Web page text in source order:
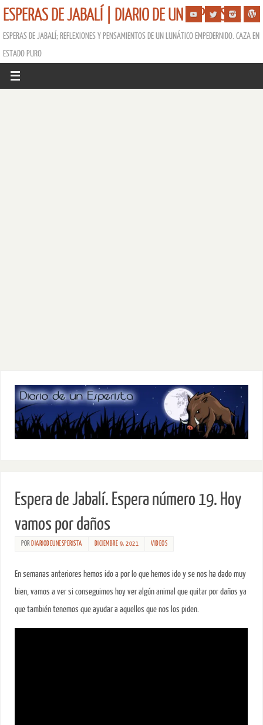
ESPERAS DE JABALÍ | DIARIO DE UN ESPERISTA
ESPERAS DE JABALÍ; REFLEXIONES Y PENSAMIENTOS DE UN LUNÁTICO EMPEDERNIDO. CAZA EN
ESTADO PURO
Espera de Jabalí. Espera número 19. Hoy
vamos por daños
POR DIARIODEUNESPERISTA DICIEMBRE 9, 2021 VIDEOS
En semanas anteriores hemos ido a por lo que hemos ido y se nos ha dado muy
bien, vamos a ver si conseguimos hoy ver algún animal que quitar por daños ya
que también tenemos que ayudar a aquellos que nos los piden.